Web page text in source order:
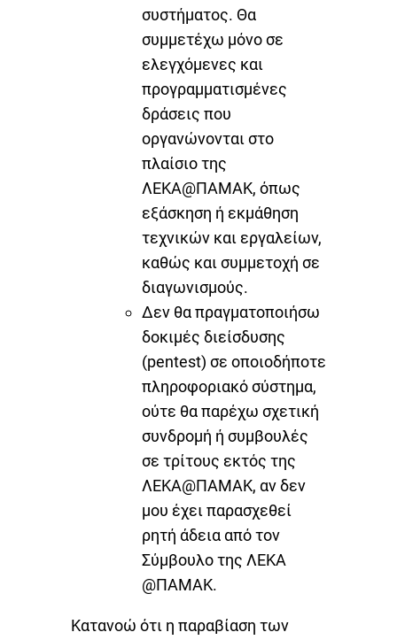
συστήματος. Θα
συμμετέχω μόνο σε
ελεγχόμενες και
προγραμματισμένες
δράσεις που
οργανώνονται στο
πλαίσιο της
ΛΕΚΑ@ΠΑΜΑΚ, όπως
εξάσκηση ή εκμάθηση
τεχνικών και εργαλείων,
καθώς και συμμετοχή σε
διαγωνισμούς.
Δεν θα πραγματοποιήσω
δοκιμές διείσδυσης
(pentest) σε οποιοδήποτε
πληροφοριακό σύστημα,
ούτε θα παρέχω σχετική
συνδρομή ή συμβουλές
σε τρίτους εκτός της
ΛΕΚΑ@ΠΑΜΑΚ, αν δεν
μου έχει παρασχεθεί
ρητή άδεια από τον
Σύμβουλο της ΛΕΚΑ
@ΠΑΜΑΚ.
Κατανοώ ότι η παραβίαση των